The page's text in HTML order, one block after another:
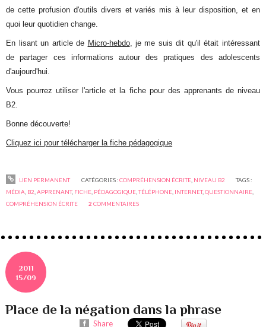
de cette profusion d'outils divers et variés mis à leur disposition, et en
quoi leur quotidien change.
En lisant un article de Micro-hebdo, je me suis dit qu'il était intéressant
de partager ces informations autour des pratiques des adolescents
d'aujourd'hui.
Vous pourrez utiliser l'article et la fiche pour des apprenants de niveau
B2.
Bonne découverte!
Cliquez ici pour télécharger la fiche pédagogique
LIEN PERMANENT CATÉGORIES :COMPRÉHENSION ÉCRITE, NIVEAU B2
TAGS :
MÉDIA B2 ,APPRENANT, FICHE PÉDAGOGIQUE ,TÉLÉPHONE INTERNET,QUESTIONNAIRE
COMPRÉHENSION ÉCRITE
2 COMMENTAIRES
2011
15/09
Place de la négation dans la phrase
Share